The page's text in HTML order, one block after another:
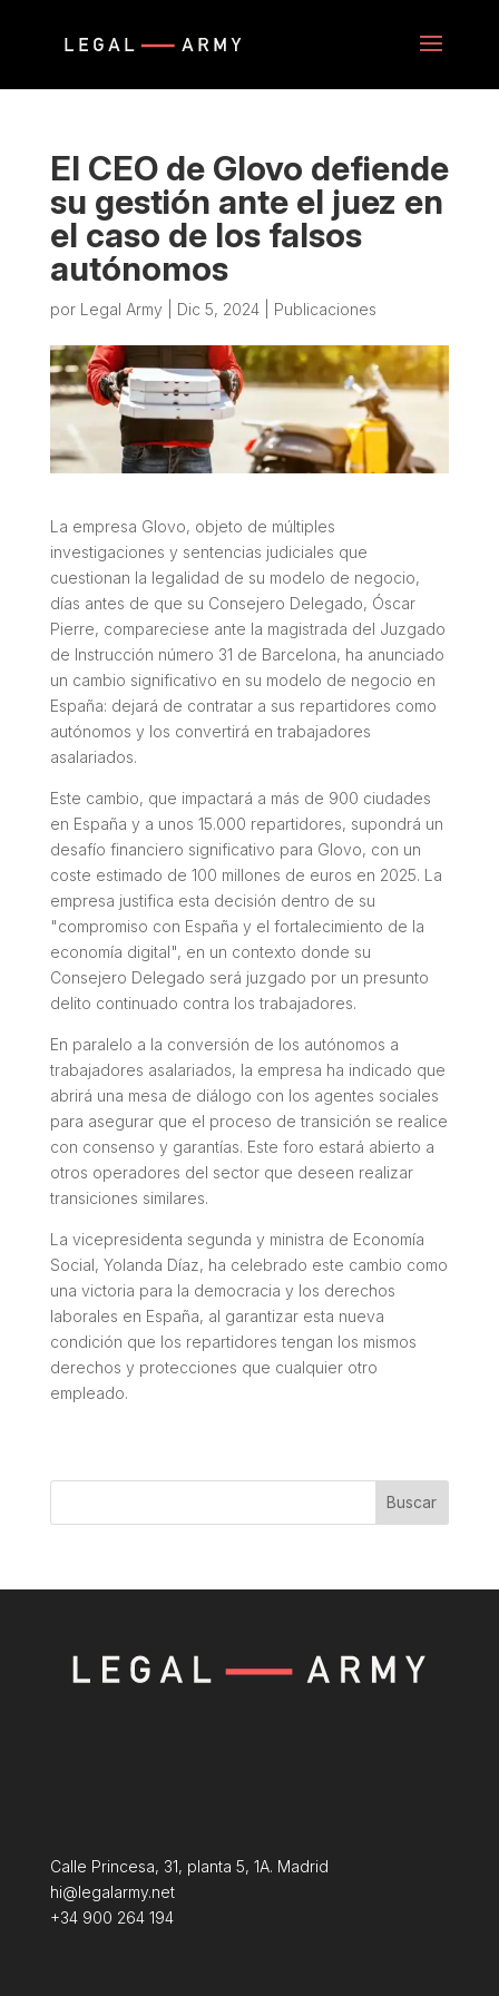
El CEO de Glovo defiende
su gestión ante el juez en
el caso de los falsos
autónomos
por Legal Army Dic 5, 2024| Publicaciones
La empresa Glovo, objeto de múltiples
investigaciones y sentencias judiciales que
cuestionan la legalidad de su modelo de negocio,
días antes de que su Consejero Delegado, Óscar
Pierre, compareciese ante la magistrada del Juzgado
de Instrucción número 31 de Barcelona, ha anunciado
un cambio significativo en su modelo de negocio en
España: dejará de contratar a sus repartidores como
autónomos y los convertirá en trabajadores
asalariados.
Este cambio, que impactará a más de 900 ciudades
en España y a unos 15.000 repartidores, supondrá un
desafío financiero significativo para Glovo, con un
coste estimado de 100 millones de euros en 2025. La
empresa justifica esta decisión dentro de su
"compromiso con España y el fortalecimiento de la
economía digital", en un contexto donde su
Consejero Delegado será juzgado por un presunto
delito continuado contra los trabajadores.
En paralelo a la conversión de los autónomos a
trabajadores asalariados, la empresa ha indicado que
abrirá una mesa de diálogo con los agentes sociales
para asegurar que el proceso de transición se realice
con consenso y garantías. Este foro estará abierto a
otros operadores del sector que deseen realizar
transiciones similares.
La vicepresidenta segunda y ministra de Economía
Social, Yolanda Díaz, ha celebrado este cambio como
una victoria para la democracia y los derechos
laborales en España, al garantizar esta nueva
condición que los repartidores tengan los mismos
derechos y protecciones que cualquier otro
empleado.
Buscar
Calle Princesa, 31, planta 5, 1A. Madrid
hi@legalarmy.net
+34 900 264 194